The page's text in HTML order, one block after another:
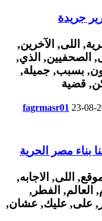
جريدة
fagrmasr01 23-08-
بناء مصر الحرية